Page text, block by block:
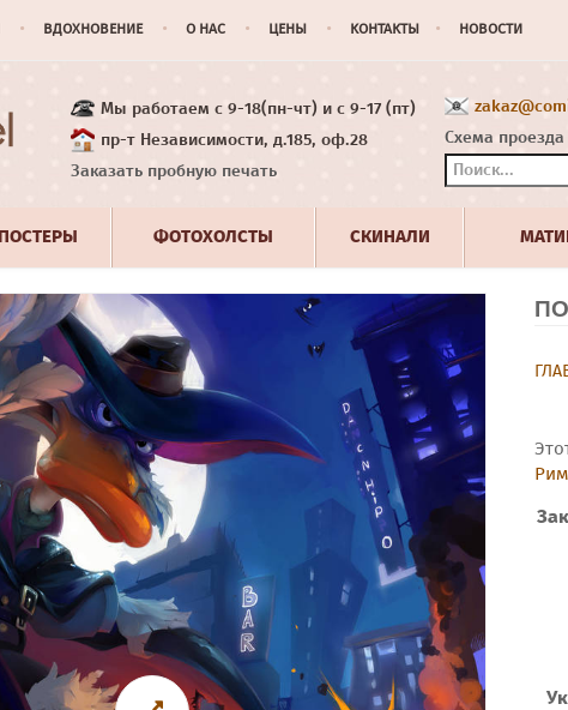
ВДОХНОВЕНИЕ О НАС ЦЕНЫ КОНТАКТЫ НОВОСТИ
Мы работаем с 9-18(пн-чт) и с 9-17 (пт)
пр-т Независимости, д.185, оф.28
Заказать пробную печать
Схема проезда
ПОСТЕРЫ ФОТОХОЛСТЫ СКИНАЛИ